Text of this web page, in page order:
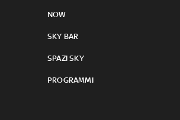
NOW
SKY BAR
SPAZI SKY
PROGRAMMI